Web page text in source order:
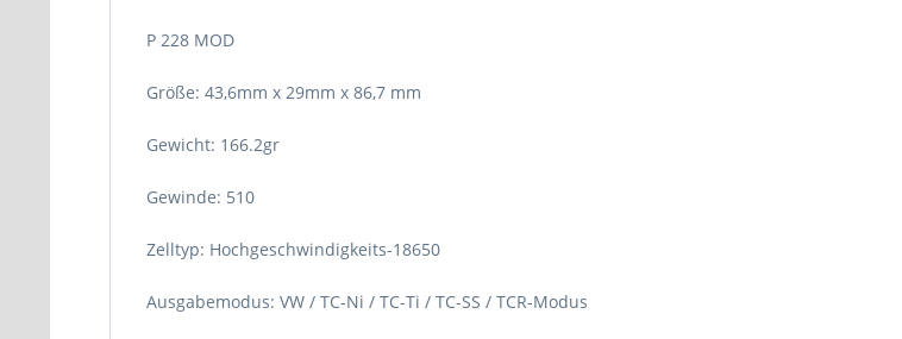
P 228 MOD
Größe: 43,6mm x 29mm x 86,7 mm
Gewicht: 166.2gr
Gewinde: 510
Zelltyp: Hochgeschwindigkeits-18650
Ausgabemodus: VW / TC-Ni / TC-Ti / TC-SS / TCR-Modus